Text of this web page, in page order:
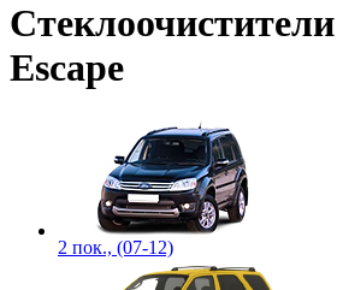
Escape
2 пок., (07-12)